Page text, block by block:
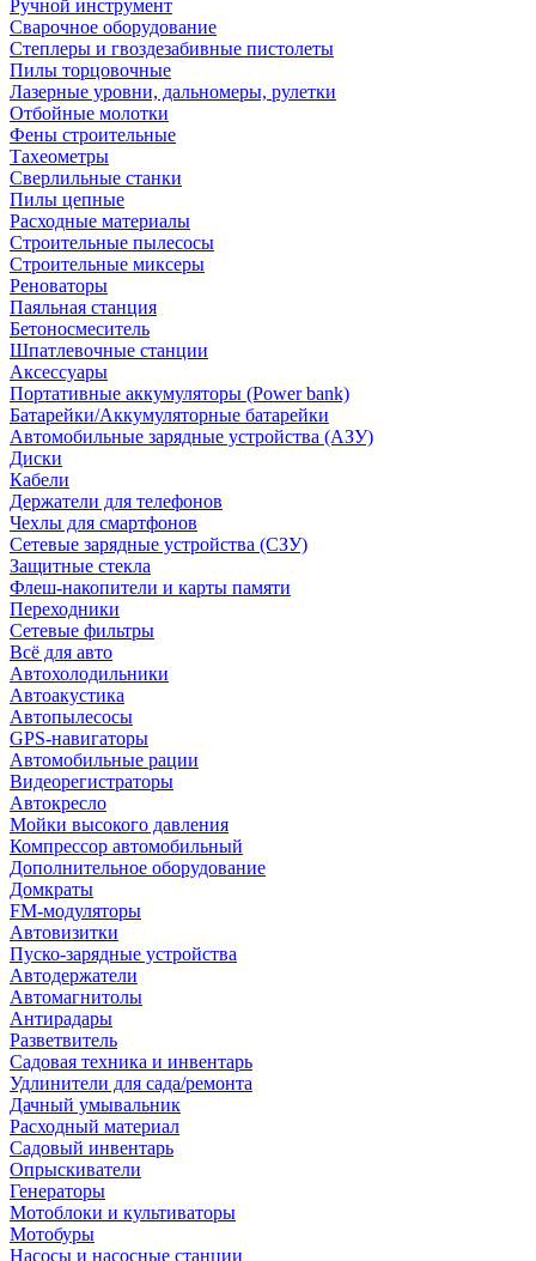
Ручной инструмент
Сварочное оборудование
Степлеры и гвоздезабивные пистолеты
Пилы торцовочные
Лазерные уровни, дальномеры, рулетки
Отбойные молотки
Фены строительные
Тахеометры
Сверлильные станки
Пилы цепные
Расходные материалы
Строительные пылесосы
Строительные миксеры
Реноваторы
Паяльная станция
Бетоносмеситель
Шпатлевочные станции
Аксессуары
Портативные аккумуляторы (Power bank)
Батарейки/Аккумуляторные батарейки
Автомобильные зарядные устройства (АЗУ)
Диски
Кабели
Держатели для телефонов
Чехлы для смартфонов
Сетевые зарядные устройства (СЗУ)
Защитные стекла
Флеш-накопители и карты памяти
Переходники
Сетевые фильтры
Всё для авто
Автохолодильники
Автоакустика
Автопылесосы
GPS-навигаторы
Автомобильные рации
Видеорегистраторы
Автокресло
Мойки высокого давления
Компрессор автомобильный
Дополнительное оборудование
Домкраты
FM-модуляторы
Автовизитки
Пуско-зарядные устройства
Автодержатели
Автомагнитолы
Антирадары
Разветвитель
Садовая техника и инвентарь
Удлинители для сада/ремонта
Дачный умывальник
Расходный материал
Садовый инвентарь
Опрыскиватели
Генераторы
Мотоблоки и культиваторы
Мотобуры
Насосы и насосные станции